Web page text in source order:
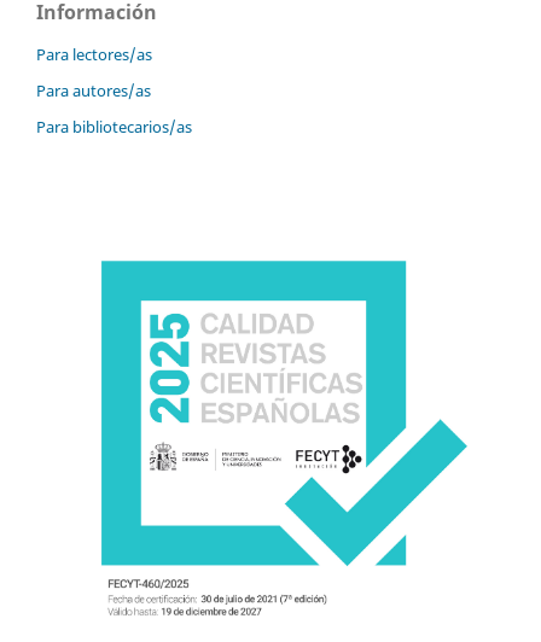
Información
Para lectores/as
Para autores/as
Para bibliotecarios/as